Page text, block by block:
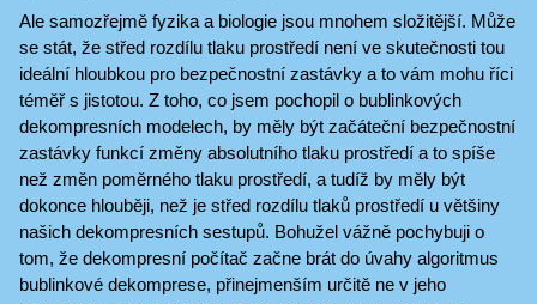
Ale samozřejmě fyzika a biologie jsou mnohem složitější. Může
se stát, že střed rozdílu tlaku prostředí není ve skutečnosti tou
ideální hloubkou pro bezpečnostní zastávky a to vám mohu říci
téměř s jistotou. Z toho, co jsem pochopil o bublinkových
dekompresních modelech, by měly být začáteční bezpečnostní
zastávky funkcí změny absolutního tlaku prostředí a to spíše
než změn poměrného tlaku prostředí, a tudíž by měly být
dokonce hlouběji, než je střed rozdílu tlaků prostředí u většiny
našich dekompresních sestupů. Bohužel vážně pochybuji o
tom, že dekompresní počítač začne brát do úvahy algoritmus
bublinkové dekomprese, přinejmenším určitě ne v jeho